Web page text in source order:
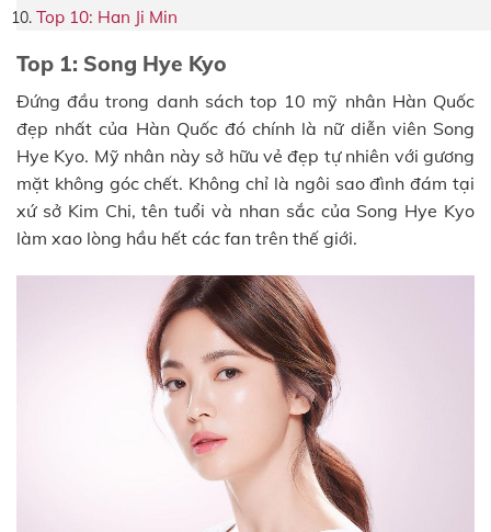
Top 10: Han Ji Min
Top 1: Song Hye Kyo
Đứng đầu trong danh sách top 10 mỹ nhân Hàn Quốc
đẹp nhất của Hàn Quốc đó chính là nữ diễn viên Song
Hye Kyo. Mỹ nhân này sở hữu vẻ đẹp tự nhiên với gương
mặt không góc chết. Không chỉ là ngôi sao đình đám tại
xứ sở Kim Chi, tên tuổi và nhan sắc của Song Hye Kyo
làm xao lòng hầu hết các fan trên thế giới.